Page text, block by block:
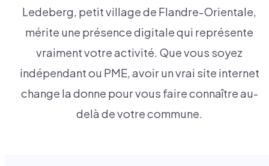
Ledeberg, petit village de Flandre-Orientale,
mérite une présence digitale qui représente
vraiment votre activité. Que vous soyez
indépendant ou PME, avoir un vrai site internet
change la donne pour vous faire connaître au-
delà de votre commune.